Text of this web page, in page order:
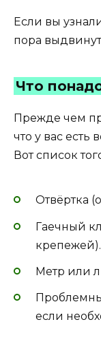
Если вы
пора
Что
Прежде чем
что у вас
Вот список
Отвёртка
Гаечный
крепежей).
Метр или
если